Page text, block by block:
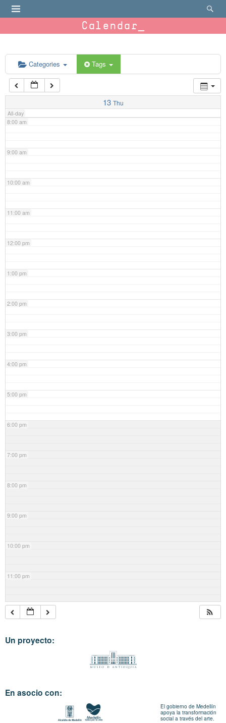
Calendar
Categories Tags
13 Thu
All-day
6:00 am
7:00 am
8:00 am
9:00 am
10:00 am
11:00 am
12:00 pm
1:00 pm
2:00 pm
3:00 pm
4:00 pm
5:00 pm
6:00 pm
7:00 pm
8:00 pm
9:00 pm
10:00 pm
11:00 pm
Un proyecto:
En asocio con:
El gobierno de Medellín
apoya la transformación
social a través del arte.